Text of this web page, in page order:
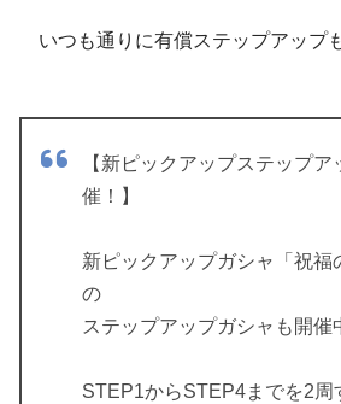
いつも通りに有償ステップアップ
【新ピックアップステップア
催！】
新ピックアップガシャ「祝福
の
ステップアップガシャも開催
STEP1からSTEP4までを2周